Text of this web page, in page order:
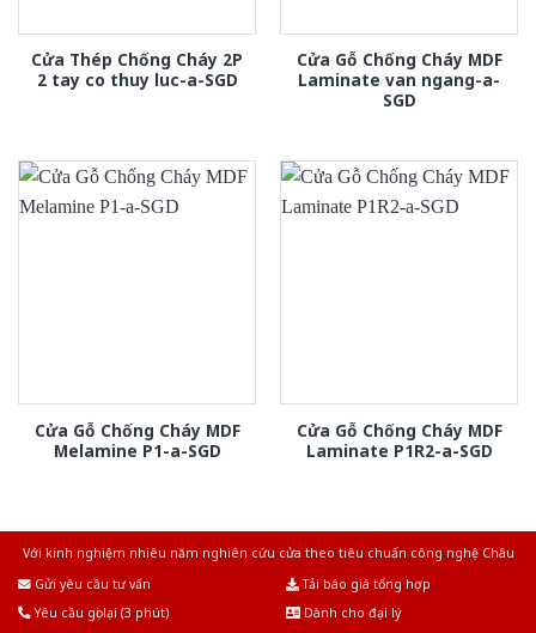
Cửa Thép Chống Cháy 2P
2 tay co thuy luc-a-SGD
Cửa Gỗ Chống Cháy MDF
Laminate van ngang-a-
SGD
Cửa Gỗ Chống Cháy MDF
Melamine P1-a-SGD
Cửa Gỗ Chống Cháy MDF
Laminate P1R2-a-SGD
Với kinh nghiệm nhiêu năm nghiên cứu cửa theo tiêu chuẩn công nghệ Châu
Gửi yêu cầu tư vấn
Tải báo giá tổng hợp
Yêu cầu gọi lại (3 phút)
Dành cho đại lý